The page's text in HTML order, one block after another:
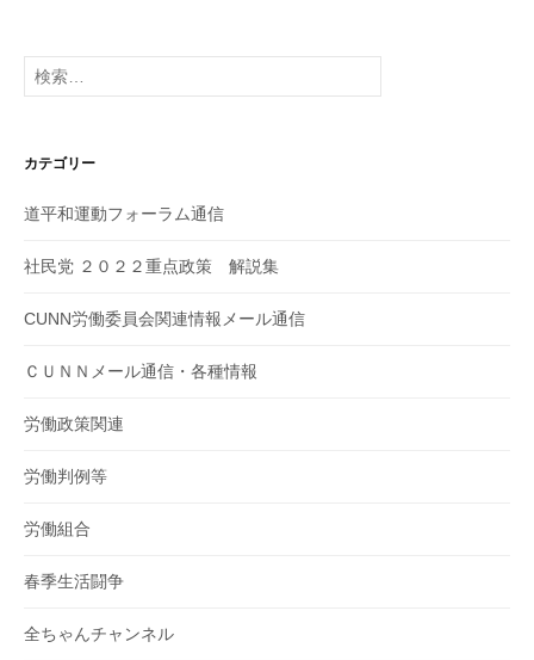
検
索:
カテゴリー
道平和運動フォーラム通信
社民党 ２０２２重点政策 解説集
CUNN労働委員会関連情報メール通信
ＣＵＮＮメール通信・各種情報
労働政策関連
労働判例等
労働組合
春季生活闘争
全ちゃんチャンネル